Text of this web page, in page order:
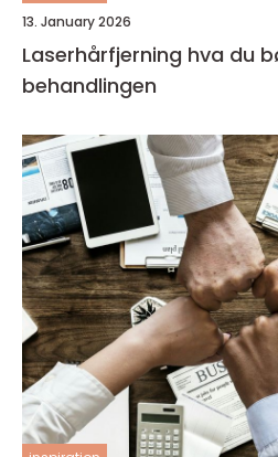
13. January 2026
Laserhårfjerning hva du bør vite før du velger
behandlingen